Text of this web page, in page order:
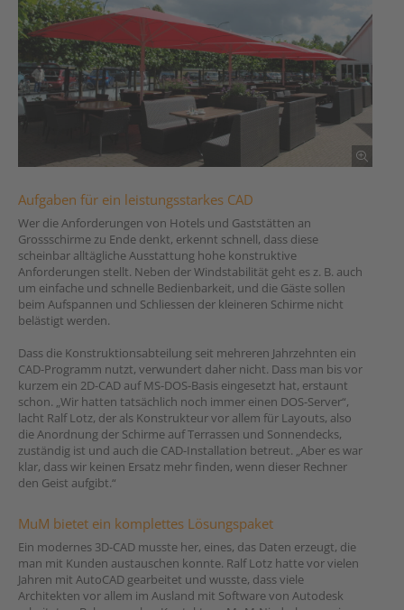
Aufgaben für ein leistungsstarkes CAD
Wer die Anforderungen von Hotels und Gaststätten an
Grossschirme zu Ende denkt, erkennt schnell, dass diese
scheinbar alltägliche Ausstattung hohe konstruktive
Anforderungen stellt. Neben der Windstabilität geht es z. B. auch
um einfache und schnelle Bedienbarkeit, und die Gäste sollen
beim Aufspannen und Schliessen der kleineren Schirme nicht
belästigt werden.
Dass die Konstruktionsabteilung seit mehreren Jahrzehnten ein
CAD-Programm nutzt, verwundert daher nicht. Dass man bis vor
kurzem ein 2D-CAD auf MS-DOS-Basis eingesetzt hat, erstaunt
schon. „Wir hatten tatsächlich noch immer einen DOS-Server“,
lacht Ralf Lotz, der als Konstrukteur vor allem für Layouts, also
die Anordnung der Schirme auf Terrassen und Sonnendecks,
zuständig ist und auch die CAD-Installation betreut. „Aber es war
klar, dass wir keinen Ersatz mehr finden, wenn dieser Rechner
den Geist aufgibt.“
MuM bietet ein komplettes Lösungspaket
Ein modernes 3D-CAD musste her, eines, das Daten erzeugt, die
man mit Kunden austauschen konnte. Ralf Lotz hatte vor vielen
Jahren mit AutoCAD gearbeitet und wusste, dass viele
Architekten vor allem im Ausland mit Software von Autodesk